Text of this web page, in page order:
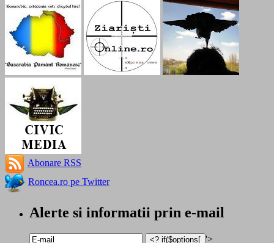
Abonare RSS
Roncea.ro pe Twitter
Alerte si informatii prin e-mail
'>